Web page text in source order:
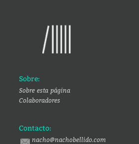
Sobre:
Sobre esta página
Colaboradores
Contacto:
nacho@nachobellido.com